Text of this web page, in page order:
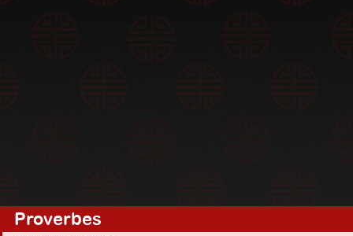
Proverbes